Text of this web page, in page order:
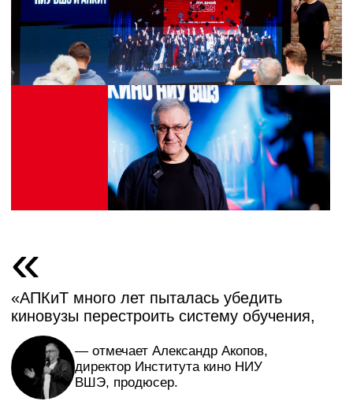
Материалы по всем проектам уже готовы
к производству, студентам оставалось
только «продать себя».
«
«Это гениальная идея — дать студентам
возможность показать себя. Приходят
продюсеры, сценаристы, представители
платформ, и ты можешь заявить о себе
в новом качестве»,
— отметила Анна Снаткина, актриса,
заслуженная артистка РФ,
выпускница Института кино.